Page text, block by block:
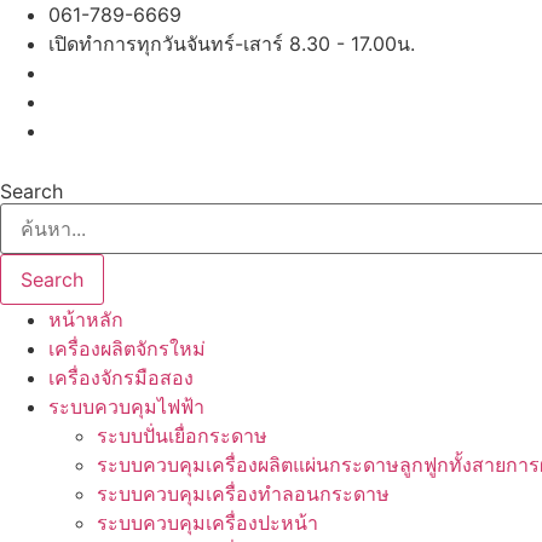
Skip
content
061-789-6669
เปิดทำการทุกวันจันทร์-เสาร์ 8.30 - 17.00น.
Search
Search
หน้าหลัก
เครื่องผลิตจักรใหม่
เครื่องจักรมือสอง
ระบบควบคุมไฟฟ้า
ระบบปั่นเยื่อกระดาษ
ระบบควบคุมเครื่องผลิตแผ่นกระดาษลูกฟูกทั้งสายกา
ระบบควบคุมเครื่องทำลอนกระดาษ
ระบบควบคุมเครื่องปะหน้า